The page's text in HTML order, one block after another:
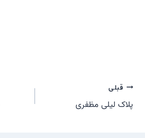
راهبری
نوشته
قبلی
پلاک لیلی مظفری